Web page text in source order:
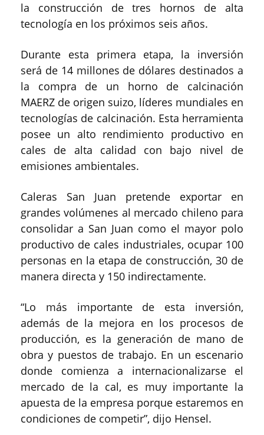
la construcción de tres hornos de alta
tecnología en los próximos seis años.
Durante esta primera etapa, la inversión
será de 14 millones de dólares destinados a
la compra de un horno de calcinación
MAERZ de origen suizo, líderes mundiales en
tecnologías de calcinación. Esta herramienta
posee un alto rendimiento productivo en
cales de alta calidad con bajo nivel de
emisiones ambientales.
Caleras San Juan pretende exportar en
grandes volúmenes al mercado chileno para
consolidar a San Juan como el mayor polo
productivo de cales industriales, ocupar 100
personas en la etapa de construcción, 30 de
manera directa y 150 indirectamente.
“Lo más importante de esta inversión,
además de la mejora en los procesos de
producción, es la generación de mano de
obra y puestos de trabajo. En un escenario
donde comienza a internacionalizarse el
mercado de la cal, es muy importante la
apuesta de la empresa porque estaremos en
condiciones de competir”, dijo Hensel.